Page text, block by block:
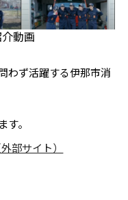
動画
わず活躍する伊那市消
。
部サイト）